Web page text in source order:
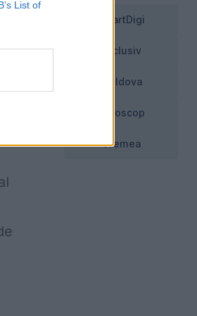
List of
SmartDigi
Exclusiv
Moldova
Horoscop
Vremea